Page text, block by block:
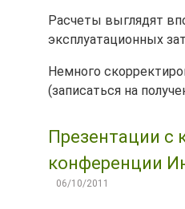
Расчеты выглядят
эксплуатационных
Немного
(записаться на
Презентации с
конференции
06/10/2011